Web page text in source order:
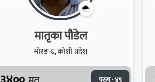
मातृका पौडेल
मोरङ-६, कोशी प्रदेश
पुरुष · ४९